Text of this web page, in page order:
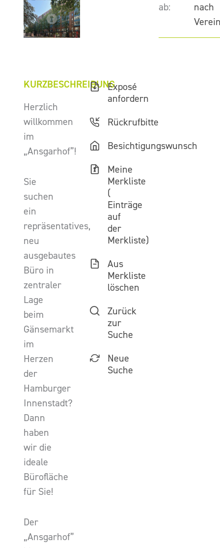
ab:
nach
KURZBESCHREIBUNG
Herzlich
willkommen
im
„Ansgarhof”!
Sie
suchen
ein
repräsentatives,
neu
ausgebautes
Büro in
zentraler
Lage
beim
Gänsemarkt
im
Herzen
der
Hamburger
Innenstadt?
Dann
haben
wir die
ideale
Bürofläche
für Sie!
Der
„Ansgarhof”
Exposé
anfordern
Rückrufbitte
Besichtigungswunsch
Meine
Merkliste
(
Einträge
auf
der
Merkliste)
Aus
Merkliste
löschen
Zurück
zur
Suche
Neue
Suche